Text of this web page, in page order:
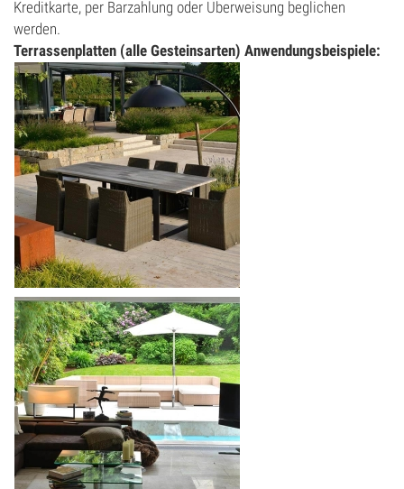
Kreditkarte, per Barzahlung oder Überweisung beglichen
werden.
Terrassenplatten (alle Gesteinsarten) Anwendungsbeispiele: